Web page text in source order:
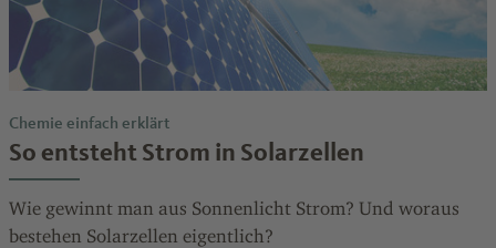
Chemie einfach erklärt
So entsteht Strom in Solarzellen
Wie gewinnt man aus Sonnenlicht Strom? Und woraus
bestehen Solarzellen eigentlich?